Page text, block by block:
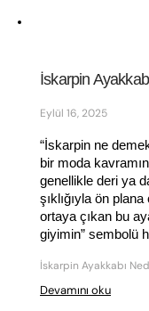
İskarpin
Eylül 16, 2025
“İskarpin ne
bir moda
genellikle deri ya
şıklığıyla ön
ortaya çıkan bu
giyimin” sembolü
İskarpin Ayakkabı
Devamını oku